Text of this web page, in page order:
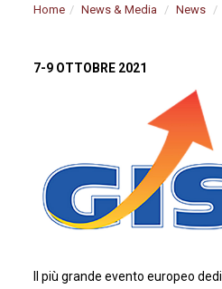
Home News & Media News
7-9 OTTOBRE 2021
Il più grande evento europeo